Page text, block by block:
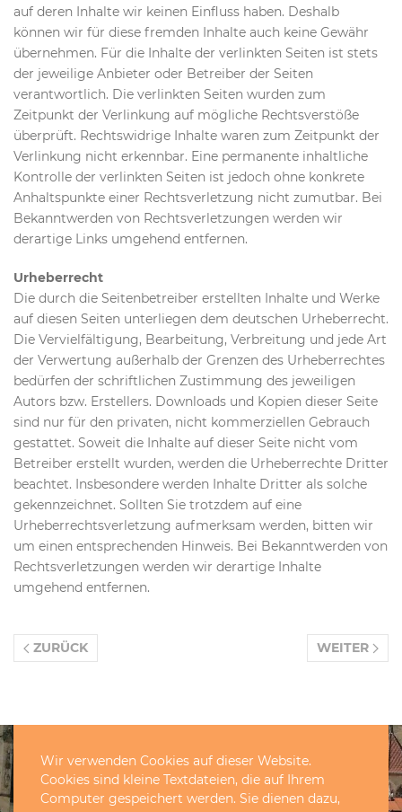
auf deren Inhalte wir keinen Einfluss haben. Deshalb
können wir für diese fremden Inhalte auch keine Gewähr
übernehmen. Für die Inhalte der verlinkten Seiten ist stets
der jeweilige Anbieter oder Betreiber der Seiten
verantwortlich. Die verlinkten Seiten wurden zum
Zeitpunkt der Verlinkung auf mögliche Rechtsverstöße
überprüft. Rechtswidrige Inhalte waren zum Zeitpunkt der
Verlinkung nicht erkennbar. Eine permanente inhaltliche
Kontrolle der verlinkten Seiten ist jedoch ohne konkrete
Anhaltspunkte einer Rechtsverletzung nicht zumutbar. Bei
Bekanntwerden von Rechtsverletzungen werden wir
derartige Links umgehend entfernen.
Urheberrecht
Die durch die Seitenbetreiber erstellten Inhalte und Werke
auf diesen Seiten unterliegen dem deutschen Urheberrecht.
Die Vervielfältigung, Bearbeitung, Verbreitung und jede Art
der Verwertung außerhalb der Grenzen des Urheberrechtes
bedürfen der schriftlichen Zustimmung des jeweiligen
Autors bzw. Erstellers. Downloads und Kopien dieser Seite
sind nur für den privaten, nicht kommerziellen Gebrauch
gestattet. Soweit die Inhalte auf dieser Seite nicht vom
Betreiber erstellt wurden, werden die Urheberrechte Dritter
beachtet. Insbesondere werden Inhalte Dritter als solche
gekennzeichnet. Sollten Sie trotzdem auf eine
Urheberrechtsverletzung aufmerksam werden, bitten wir
um einen entsprechenden Hinweis. Bei Bekanntwerden von
Rechtsverletzungen werden wir derartige Inhalte
umgehend entfernen.
ZURÜCK WEITER
Wir verwenden Cookies auf dieser Website.
Cookies sind kleine Textdateien, die auf Ihrem
Computer gespeichert werden. Sie dienen dazu,